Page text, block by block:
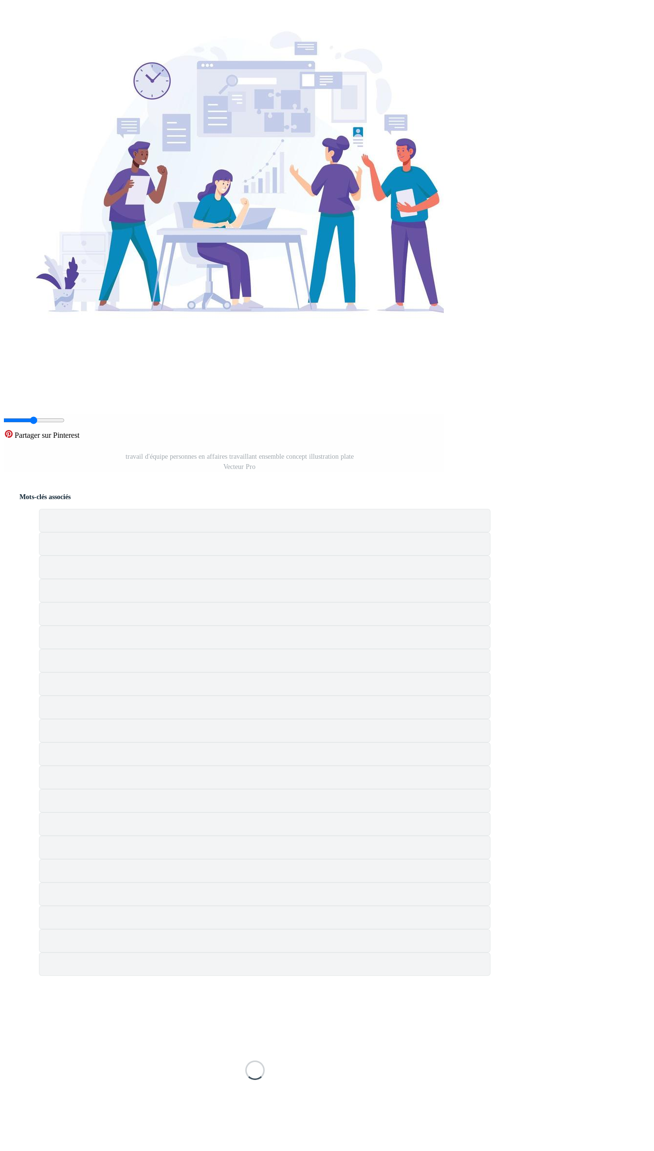
Partager sur Pinterest
travail d'équipe personnes en affaires travaillant ensemble concept illustration plate
Vecteur Pro
Mots-clés associés